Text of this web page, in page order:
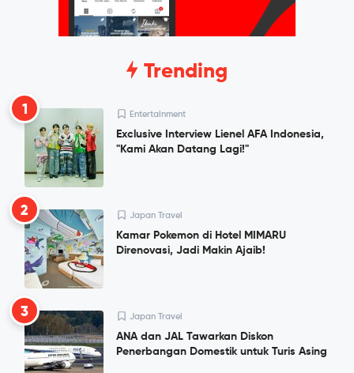
Trending
1 Entertainment
Exclusive Interview Lienel AFA Indonesia,
"Kami Akan Datang Lagi!"
2 Japan Travel
Kamar Pokemon di Hotel MIMARU
Direnovasi, Jadi Makin Ajaib!
3 Japan Travel
ANA dan JAL Tawarkan Diskon
Penerbangan Domestik untuk Turis Asing